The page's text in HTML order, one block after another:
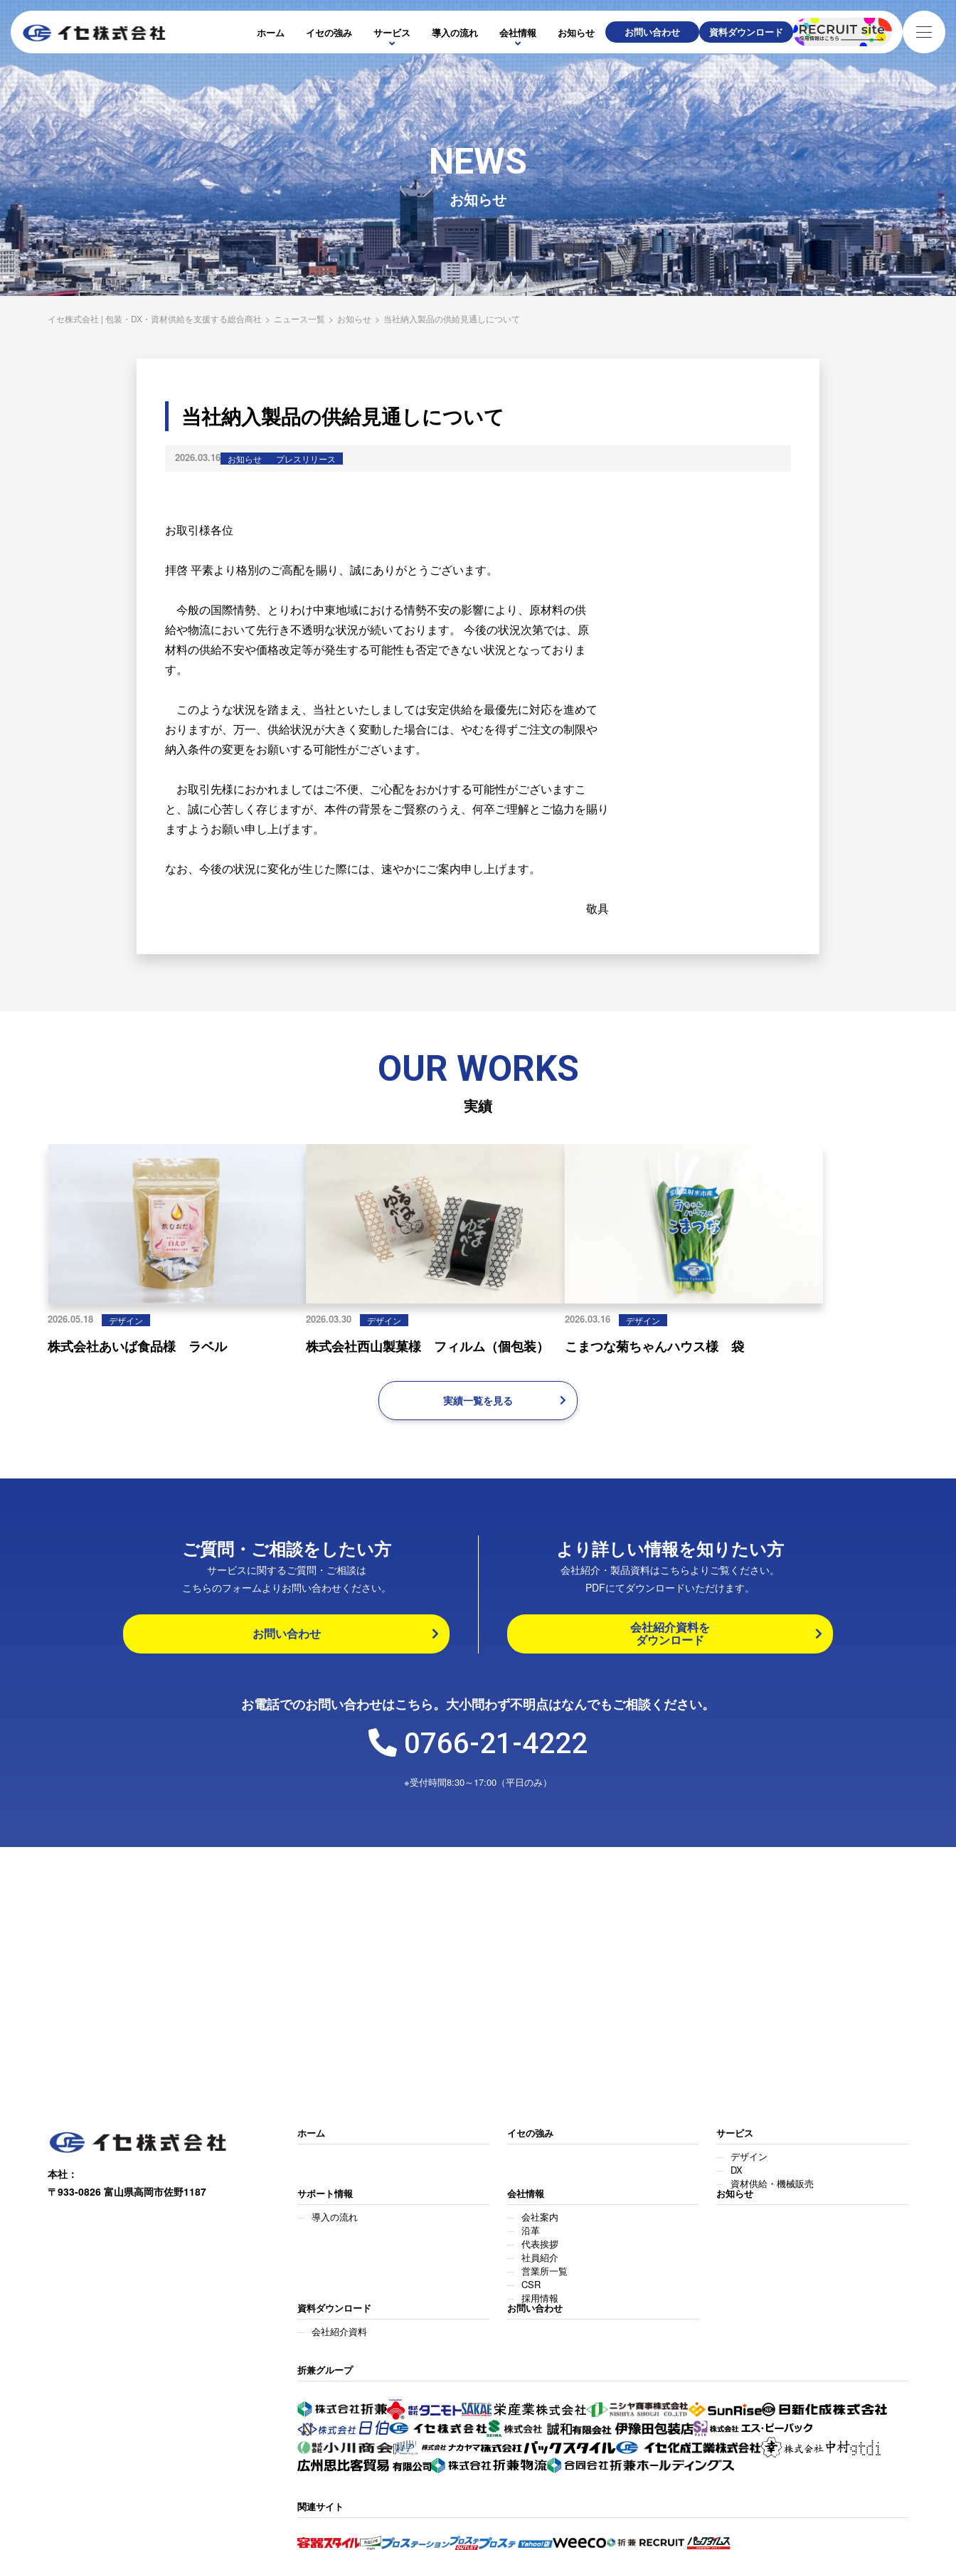
ホーム イセの強み サービス 導入の流れ 会社情報 お知らせ お問い合わせ 資料ダウンロード
NEWS
お知らせ
イセ株式会社 | 包装・DX・資材供給を支援する総合商社 > ニュース一覧 > お知らせ > 当社納入製品の供給見通しについて
当社納入製品の供給見通しについて
2026.03.16 お知らせ プレスリリース
お取引様各位
拝啓 平素より格別のご高配を賜り、誠にありがとうございます。
今般の国際情勢、とりわけ中東地域における情勢不安の影響により、原材料の供
給や物流において先行き不透明な状況が続いております。 今後の状況次第では、原
材料の供給不安や価格改定等が発生する可能性も否定できない状況となっておりま
す。
このような状況を踏まえ、当社といたしましては安定供給を最優先に対応を進めて
おりますが、万一、供給状況が大きく変動した場合には、やむを得ずご注文の制限や
納入条件の変更をお願いする可能性がございます。
お取引先様におかれましてはご不便、ご心配をおかけする可能性がございますこ
と、誠に心苦しく存じますが、本件の背景をご賢察のうえ、何卒ご理解とご協力を賜り
ますようお願い申し上げます。
なお、今後の状況に変化が生じた際には、速やかにご案内申し上げます。
敬具
OUR WORKS
実績
2026.05.18 デザイン
株式会社あいば食品様 ラベル
2026.03.30 デザイン
株式会社西山製菓様 フィルム（個包装）
2026.03.16 デザイン
こまつな菊ちゃんハウス様 袋
実績一覧を見る
ご質問・ご相談をしたい方
サービスに関するご質問・ご相談は
こちらのフォームよりお問い合わせください。
お問い合わせ
より詳しい情報を知りたい方
会社紹介・製品資料はこちらよりご覧ください。
PDFにてダウンロードいただけます。
会社紹介資料を
ダウンロード
お電話でのお問い合わせはこちら。大小問わず不明点はなんでもご相談ください。
0766-21-4222
※受付時間8:30～17:00（平日のみ）
本社：
〒933-0826 富山県高岡市佐野1187
ホーム イセの強み
サービス
デザイン
DX
資材供給・機械販売
サポート情報
導入の流れ
会社情報
会社案内
沿革
代表挨拶
社員紹介
営業所一覧
CSR
採用情報
お知らせ
資料ダウンロード
会社紹介資料
お問い合わせ
折兼グループ
関連サイト